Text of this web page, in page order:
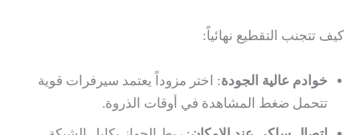
كيف تتجنب التقطيع نهائياً:
خوادم عالية الجودة: اختر مزوداً يعتمد سيرفرات قوية
تتحمل ضغط المشاهدة في أوقات الذروة.